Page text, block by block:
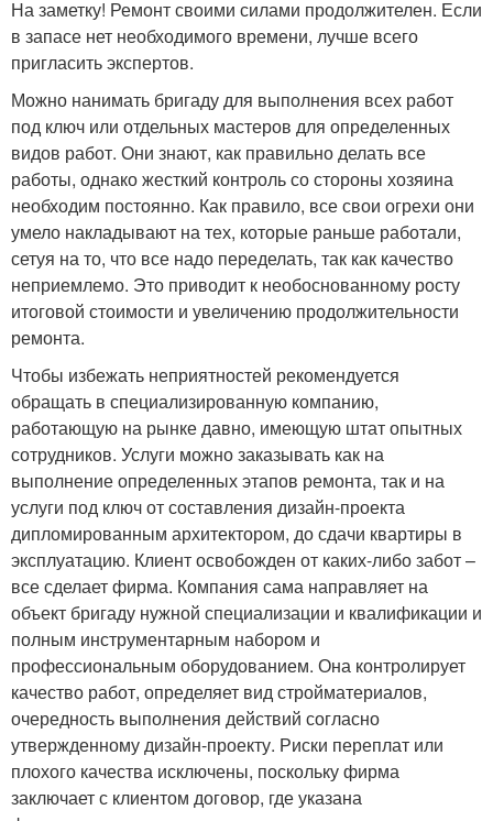
На заметку! Ремонт своими силами продолжителен. Если
в запасе нет необходимого времени, лучше всего
пригласить экспертов.
Можно нанимать бригаду для выполнения всех работ
под ключ или отдельных мастеров для определенных
видов работ. Они знают, как правильно делать все
работы, однако жесткий контроль со стороны хозяина
необходим постоянно. Как правило, все свои огрехи они
умело накладывают на тех, которые раньше работали,
сетуя на то, что все надо переделать, так как качество
неприемлемо. Это приводит к необоснованному росту
итоговой стоимости и увеличению продолжительности
ремонта.
Чтобы избежать неприятностей рекомендуется
обращать в специализированную компанию,
работающую на рынке давно, имеющую штат опытных
сотрудников. Услуги можно заказывать как на
выполнение определенных этапов ремонта, так и на
услуги под ключ от составления дизайн-проекта
дипломированным архитектором, до сдачи квартиры в
эксплуатацию. Клиент освобожден от каких-либо забот –
все сделает фирма. Компания сама направляет на
объект бригаду нужной специализации и квалификации и
полным инструментарным набором и
профессиональным оборудованием. Она контролирует
качество работ, определяет вид стройматериалов,
очередность выполнения действий согласно
утвержденному дизайн-проекту. Риски переплат или
плохого качества исключены, поскольку фирма
заключает с клиентом договор, где указана